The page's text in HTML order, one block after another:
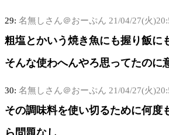
29: 名無しさん＠おーぷん 21/04/27(火
粗塩とかいう焼き魚にも握り飯に
そんな使わへんやろ思ってたのに
30: 名無しさん＠おーぷん 21/04/27(火
その調味料を使い切るために何度